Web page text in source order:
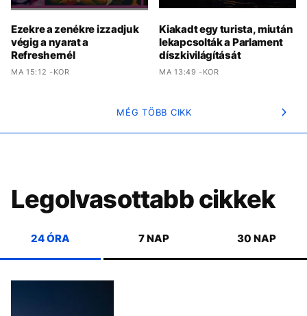
Ezekre a zenékre izzadjuk
végig a nyarat a
Refreshernél
MA 15:12 -KOR
Kiakadt egy turista, miután
lekapcsolták a Parlament
díszkivilágítását
MA 13:49 -KOR
MÉG TÖBB CIKK
Legolvasottabb cikkek
24 ÓRA 7 NAP 30 NAP